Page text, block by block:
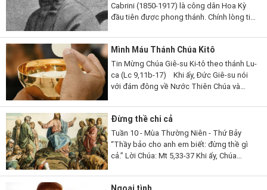
Cabrini (1850-1917) là công dân Hoa Kỳ
đầu tiên được phong thánh. Chính lòng tin
thương của Thiên Chúa đã ban cho thánh
nữ sức...
Mình Máu Thánh Chúa Kitô
Tin Mừng Chúa Giê-su Ki-tô theo thánh Lu-
ca (Lc 9,11b-17) Khi ấy, Đức Giê-su nói
với đám đông về Nước Thiên Chúa và
đã bắt đầu tàn. Nhóm Mười Hai đến...
Đừng thề chi cả
Tuần 10 - Mùa Thường Niên - Thứ Bảy
“Thầy bảo cho anh em biết: đừng thề gì
cả.” Lời Chúa: Mt 5,33-37 Khi ấy, Chúa
con lại còn nghe dạy người...